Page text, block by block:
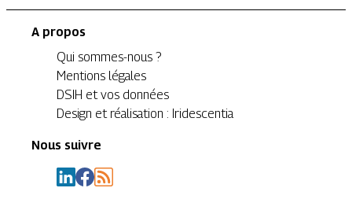
A propos
Qui sommes-nous ?
Mentions légales
DSIH et vos données
Design et réalisation : Iridescentia
Nous suivre